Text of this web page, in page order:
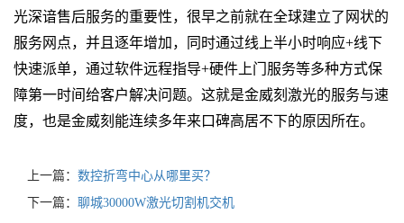
光深谙售后服务的重要性，很早之前就在全球建立了网状的
服务网点，并且逐年增加，同时通过线上半小时响应+线下
快速派单，通过软件远程指导+硬件上门服务等多种方式保
障第一时间给客户解决问题。这就是金威刻激光的服务与速
度，也是金威刻能连续多年来口碑高居不下的原因所在。
上一篇： 数控折弯中心从哪里买？
下一篇： 聊城30000W激光切割机交机